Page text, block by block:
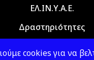
navigationΕΛ.ΙΝ.Υ.Α.Ε.
Δραστηριότητες
cookies για να